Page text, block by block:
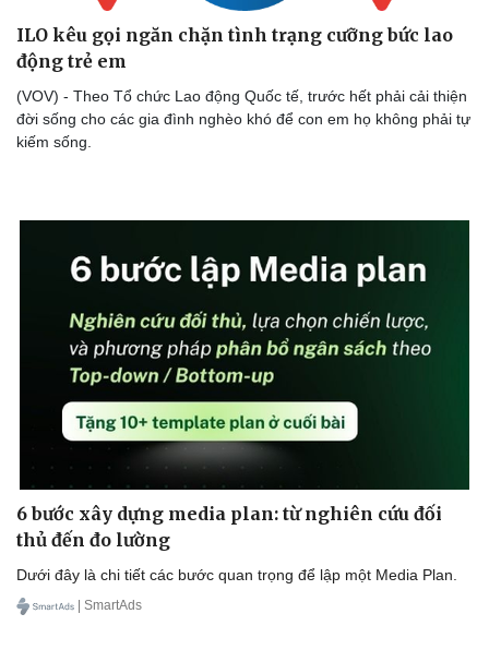
Doanh nghiệp
Thông tin doanh nghiệp
Doanh nghiệp 24h
Công nghệ
ILO kêu gọi ngăn chặn tình trạng cưỡng bức lao
động trẻ em
(VOV) - Theo Tổ chức Lao động Quốc tế, trước hết phải cải thiện
đời sống cho các gia đình nghèo khó để con em họ không phải tự
kiếm sống.
6 bước xây dựng media plan: từ nghiên cứu đối
thủ đến đo lường
Dưới đây là chi tiết các bước quan trọng để lập một Media Plan.
| SmartAds